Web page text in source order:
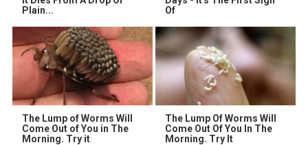
Plain...
Of
The Lump of Worms Will
Come Out of You in The
Morning. Try it
The Lump Of Worms Will
Come Out Of You In The
Morning. Try It